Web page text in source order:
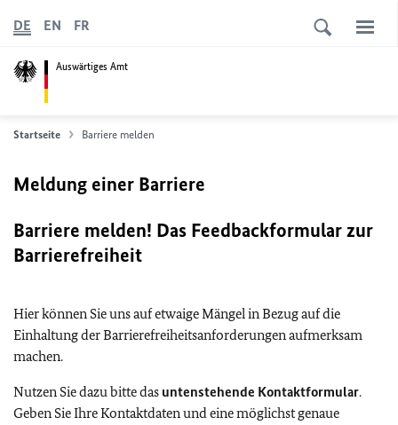
Auswärtiges Amt
DE EN FR
Startseite Barriere melden
Meldung einer Barriere
Barriere melden! Das Feedbackformular zur
Barrierefreiheit
Hier können Sie uns auf etwaige Mängel in Bezug auf die
Einhaltung der Barrierefreiheitsanforderungen aufmerksam
machen.
Nutzen Sie dazu bitte das untenstehende Kontaktformular.
Geben Sie Ihre Kontaktdaten und eine möglichst genaue